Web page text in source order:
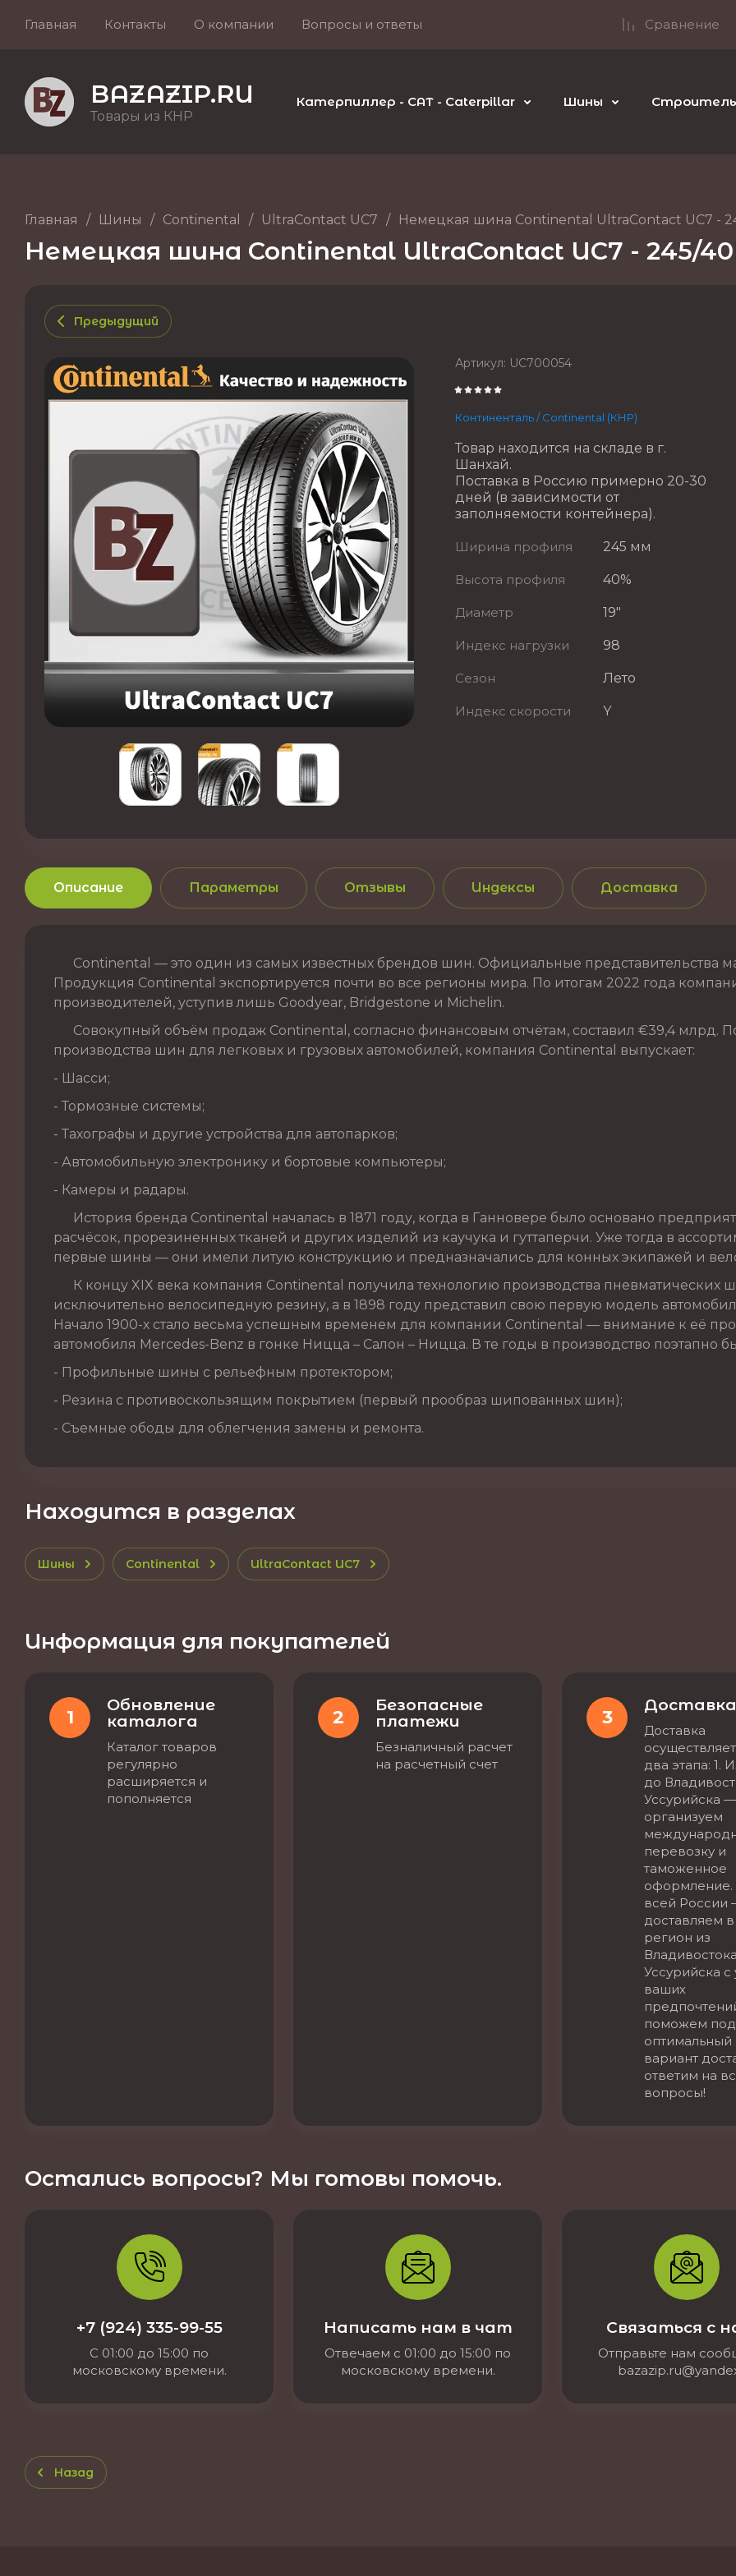
Главная Контакты О компании Вопросы и ответы Сравнение
BAZAZIP.RU
Товары из КНР
Катерпиллер - CAT - Caterpillar Шины
Главная / Шины / Continental / UltraContact UC7 / Немецкая шина Continental UltraContact UC7 -
Немецкая шина Continental UltraContact UC7 - 245/
Предыдущий
Артикул: UC700054
Континенталь / Continental (КНР)
Товар находится на складе в г.
Шанхай.
Поставка в Россию примерно 20-30
дней (в зависимости от
заполняемости контейнера).
Ширина профиля 245 мм
Высота профиля 40%
Диаметр 19"
Индекс нагрузки 98
Сезон Лето
Индекс скорости Y
Описание Параметры Отзывы Индексы Доставка
Continental — это один из самых известных брендов шин. Официальные представительства
Продукция Continental экспортируется почти во все регионы мира. По итогам 2022 года
производителей, уступив лишь Goodyear, Bridgestone и Michelin.
Совокупный объём продаж Continental, согласно финансовым отчётам, составил €39,4 млрд.
производства шин для легковых и грузовых автомобилей, компания Continental выпускает:
- Шасси;
- Тормозные системы;
- Тахографы и другие устройства для автопарков;
- Автомобильную электронику и бортовые компьютеры;
- Камеры и радары.
История бренда Continental началась в 1871 году, когда в Ганновере было основано
расчёсок, прорезиненных тканей и других изделий из каучука и гуттаперчи. Уже тогда в
первые шины — они имели литую конструкцию и предназначались для конных экипажей и
К концу XIX века компания Continental получила технологию производства пневматических
исключительно велосипедную резину, а в 1898 году представил свою первую модель
Начало 1900-х стало весьма успешным временем для компании Continental — внимание к её
автомобиля Mercedes-Benz в гонке Ницца – Салон – Ницца. В те годы в производство поэтапно
- Профильные шины с рельефным протектором;
- Резина с противоскользящим покрытием (первый прообраз шипованных шин);
- Съемные ободы для облегчения замены и ремонта.
Находится в разделах
Шины Continental UltraContact UC7
Информация для покупателей
1
Обновление
каталога
Каталог товаров
регулярно
расширяется и
пополняется
2
Безопасные
платежи
Безналичный расчет
на расчетный счет
3
Доставка
Доставка
два этапа: 1.
до
Уссурийска —
организуем
перевозку и
таможенное
оформление.
всей России
доставляем
регион из
Уссурийска с
ваших
поможем
оптимальный
вариант
ответим на
вопросы!
Остались вопросы? Мы готовы помочь.
+7 (924) 335-99-55
С 01:00 до 15:00 по
московскому времени.
Написать нам в чат
Отвечаем с 01:00 до 15:00 по
московскому времени.
Связаться с
Отправьте нам
Назад